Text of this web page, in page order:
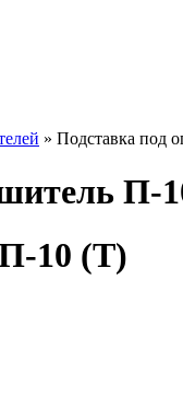
» Подставка под
П-
10 (T)